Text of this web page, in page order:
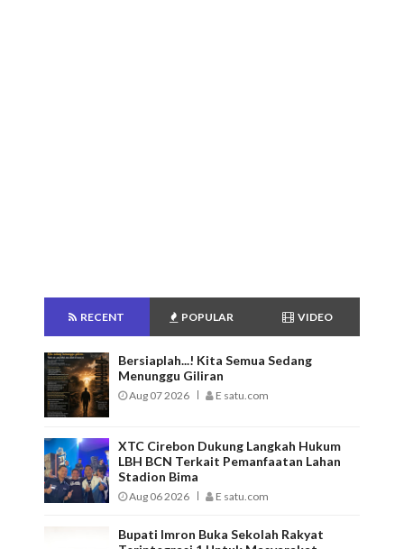
RECENT POPULAR VIDEO
Bersiaplah...! Kita Semua Sedang
Menunggu Giliran
Aug 07 2026 E satu.com
XTC Cirebon Dukung Langkah Hukum
LBH BCN Terkait Pemanfaatan Lahan
Stadion Bima
Aug 06 2026 E satu.com
Bupati Imron Buka Sekolah Rakyat